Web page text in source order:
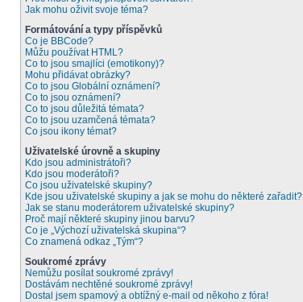
Jak mohu oživit svoje téma?
Formátování a typy příspěvků
Co je BBCode?
Můžu používat HTML?
Co to jsou smajlíci (emotikony)?
Mohu přidávat obrázky?
Co to jsou Globální oznámení?
Co to jsou oznámení?
Co to jsou důležitá témata?
Co to jsou uzamčená témata?
Co jsou ikony témat?
Uživatelské úrovně a skupiny
Kdo jsou administrátoři?
Kdo jsou moderátoři?
Co jsou uživatelské skupiny?
Kde jsou uživatelské skupiny a jak se mohu do některé zařadit?
Jak se stanu moderátorem uživatelské skupiny?
Proč mají některé skupiny jinou barvu?
Co je „Výchozí uživatelská skupina“?
Co znamená odkaz „Tým“?
Soukromé zprávy
Nemůžu posílat soukromé zprávy!
Dostávám nechtěné soukromé zprávy!
Dostal jsem spamový a obtížný e-mail od někoho z fóra!